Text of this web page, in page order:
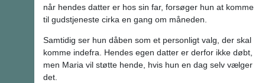
når hendes datter er hos sin far, forsøger hun at komme
til gudstjeneste cirka en gang om måneden.
Samtidig ser hun dåben som et personligt valg, der skal
komme indefra. Hendes egen datter er derfor ikke døbt,
men Maria vil støtte hende, hvis hun en dag selv vælger
det.